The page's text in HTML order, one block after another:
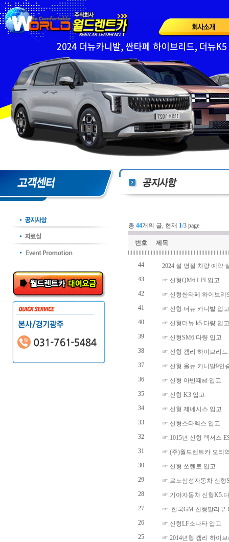
총 44개의 글, 현재 1/3 page
번호 제목
44
2024 설 명절 차량 예약
43
☞.신형QM6 LPI 입고
42
☞.신형싼타페 하이브리
41
☞.신형 더뉴 카니발 입고
40
☞.신형더뉴 k5 다량 입고
39
☞.신형SM6 다량 입고
38
☞.신형 캠리 하이브리드
37
☞.신형 올뉴 카니발9인
36
☞.신형 아반떼ad 입고
35
☞.신형 K3 입고
34
☞.신형 제네시스 입고
33
☞.신형스타렉스 입고
32
☞.1015년 신형 렉서스
31
☞.(주)월드렌트카 오리
30
☞.신형 쏘렌토 입고
29
☞.르노삼성자동차 신형
28
☞.기아자동차 신형K5.
27
☞. 한국GM 신형말리부
26
☞.신형LF소나타 입고
25
☞.2014년형 캠리 하이